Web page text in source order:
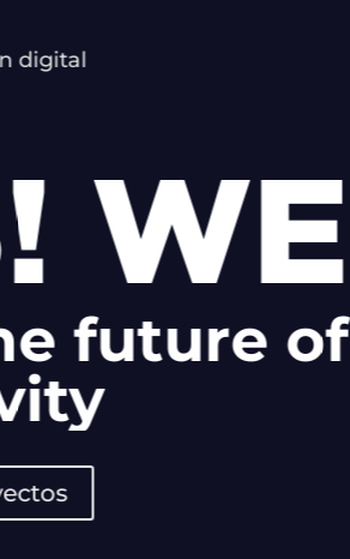
digital
WE
future of